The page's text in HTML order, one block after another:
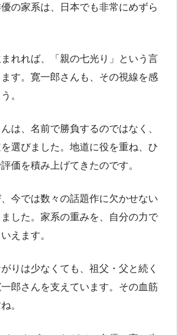
の家系は、日本でも非常にめずら
れれば、「親の七光り」という言
す。寛一郎さんも、その視線を感
。
は、名前で勝負するのではなく、
選びました。地道に役を重ね、ひ
価を積み上げてきたのです。
今では数々の話題作に欠かせない
した。家系の重みを、自分の力で
えます。
りは少なくても、祖父・父と続く
郎さんを支えています。その血筋
。